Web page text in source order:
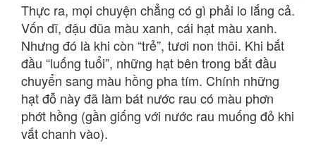
Thực ra, mọi chuyện chẳng có gì phải lo lắng cả.
Vốn dĩ, đậu đũa màu xanh, cái hạt màu xanh.
Nhưng đó là khi còn “trẻ”, tươi non thôi. Khi bắt
đầu “luống tuổi”, những hạt bên trong bắt đầu
chuyển sang màu hồng pha tím. Chính những
hạt đỗ này đã làm bát nước rau có màu phơn
phớt hồng (gần giống với nước rau muống đỏ khi
vắt chanh vào).